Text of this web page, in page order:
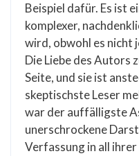
Beispiel dafür. Es ist
komplexer,
wird, obwohl es nicht
Die Liebe des Autors
Seite, und sie ist
skeptischste Leser
war der auffälligste
unerschrockene
Verfassung in all